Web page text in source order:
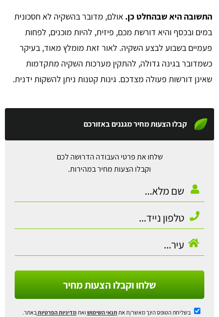
התשובה היא שבהחלט כן. אולם, מדובר בהשקיה לא חסכונית
במים ובכסף והיא דורשת מכם, פיזית, להיות מוכנים, לפחות
פעמיים בשבוע לבצע השקיה. לאור זאת מומלץ מאוד, בעיקר
כשמדובר בגינה גדולה, להתקין מערכות השקיה מתקדמות
שאינן דורשות פעולה מצדכם. גינות קטנות ניתן להשקות ידנית.
קבלו הצעות מחיר מגננים באזורכם
שלחו את פרטי העבודה הדרושה לכם
וקבלו הצעות מחיר במהירות.
שלחו וקבלו הצעות מחיר
בשליחת הטופס הינך מאשר/ת את תנאי השימוש ואתמדיניות הפרטיותבאתר.